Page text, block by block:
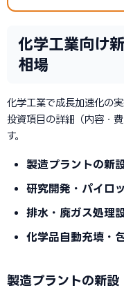
化学工業向け
相場
化学工業で成長加速化の
投資項目の詳細（内容・
す。
製造プラントの新
研究開発・パイロ
排水・廃ガス処理
化学品自動充填・
製造プラントの新設